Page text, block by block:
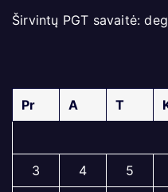
Širvintų PGT savaitė:
Pr A T
3 4 5